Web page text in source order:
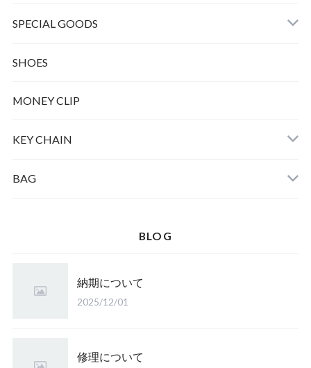
SPECIAL GOODS
SHOES
MONEY CLIP
KEY CHAIN
BAG
BLOG
納期について
2025/12/01
修理について